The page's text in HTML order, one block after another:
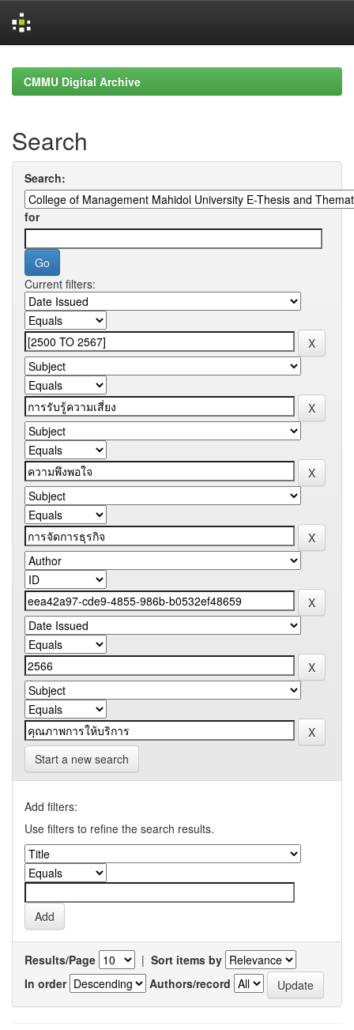
navigationCMMU Digital Archive
Search
Search:
for
Current filters:
Start a new search
Add filters:
Use filters to refine the search results.
Results/Page | Sort items by
In order
Authors/record